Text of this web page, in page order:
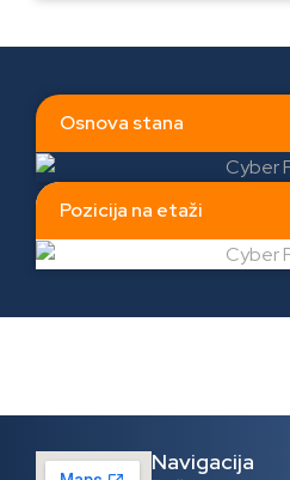
Osnova stana
Pozicija na etaži
Navigacija